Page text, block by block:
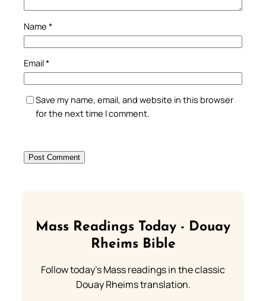
Name *
Email*
Save my name, email, and website in this browser
for the next time I comment.
Mass Readings Today - Douay
Rheims Bible
Follow today's Mass readings in the classic
Douay Rheims translation.